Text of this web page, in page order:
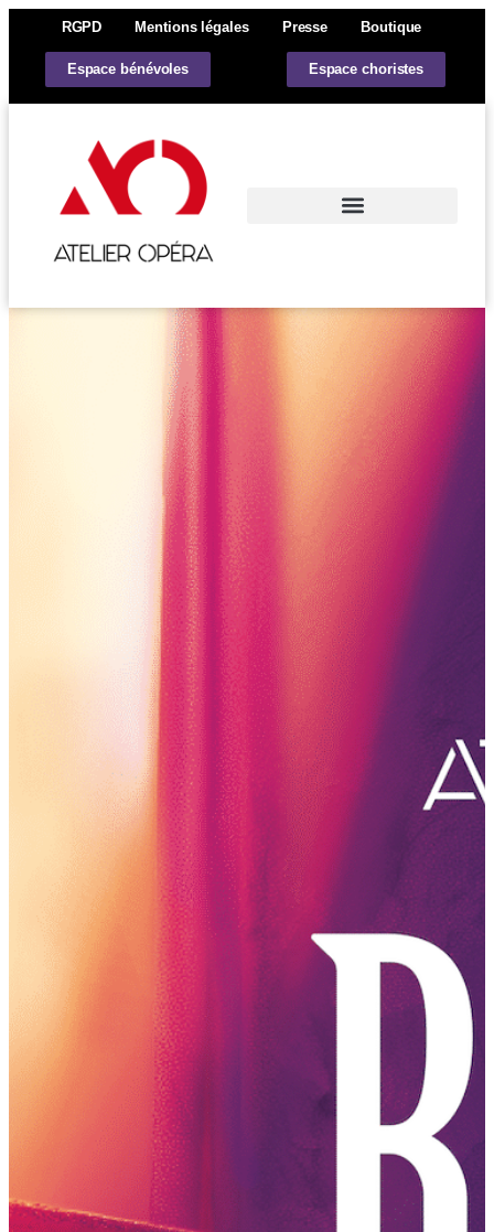
RGPD Mentions légales Presse Boutique
Espace bénévoles Espace choristes